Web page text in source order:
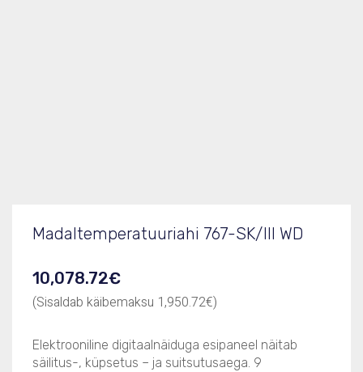
Madaltemperatuuriahi 767-SK/III WD
10,078.72€
(Sisaldab käibemaksu 1,950.72€)
Elektrooniline digitaalnäiduga esipaneel näitab
säilitus-, küpsetus – ja suitsutusaega. 9